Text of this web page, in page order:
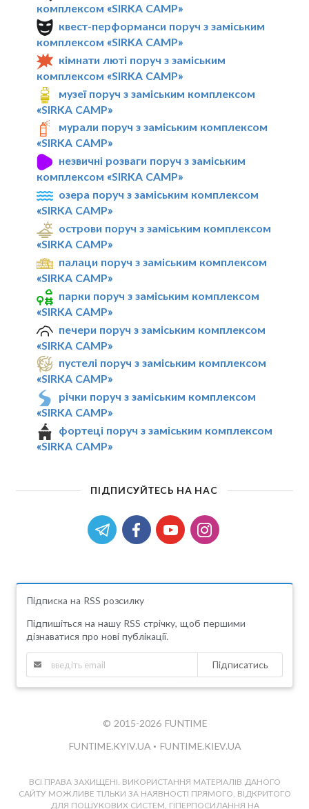
комплексом «SIRKA CAMP»
квест-перформанси поруч з заміським
комплексом «SIRKA CAMP»
кімнати люті поруч з заміським
комплексом «SIRKA CAMP»
музеї поруч з заміським комплексом
«SIRKA CAMP»
мурали поруч з заміським комплексом
«SIRKA CAMP»
незвичні розваги поруч з заміським
комплексом «SIRKA CAMP»
озера поруч з заміським комплексом
«SIRKA CAMP»
острови поруч з заміським комплексом
«SIRKA CAMP»
палаци поруч з заміським комплексом
«SIRKA CAMP»
парки поруч з заміським комплексом
«SIRKA CAMP»
печери поруч з заміським комплексом
«SIRKA CAMP»
пустелі поруч з заміським комплексом
«SIRKA CAMP»
річки поруч з заміським комплексом
«SIRKA CAMP»
фортеці поруч з заміським комплексом
«SIRKA CAMP»
ПІДПИСУЙТЕСЬ НА НАС
Підписка на RSS розсилку
Підпишіться на нашу RSS стрічку, щоб першими
дізнаватися про нові публікації.
Підписатись
© 2015-2026 FUNTIME
FUNTIME.KYIV.UA • FUNTIME.KIEV.UA
ВСІ ПРАВА ЗАХИЩЕНІ. ВИКОРИСТАННЯ МАТЕРІАЛІВ ДАНОГО
САЙТУ МОЖЛИВЕ ТІЛЬКИ ЗА НАЯВНОСТІ ПРЯМОГО, ВІДКРИТОГО
ДЛЯ ПОШУКОВИХ СИСТЕМ, ГІПЕРПОСИЛАННЯ НА